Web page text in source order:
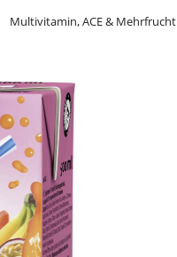
Multivitamin, ACE & Mehrfrucht